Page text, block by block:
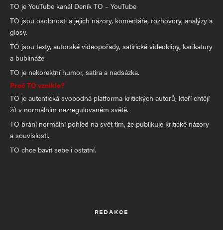
TO je YouTube kanál Deník TO – YouTube
TO jsou osobnosti a jejich názory, komentáře, rozhovory, analýzy a
glosy.
TO jsou texty, autorské videopořady, satirické videoklipy, karikatury
a bublináže.
TO je nekorektní humor, satira a nadsázka.
Proč TO vzniklo?
TO je autentická svobodná platforma kritických autorů, kteří chtějí
žít v normálním nezregulovaném světě.
TO brání normální pohled na svět tím, že publikuje kritické názory
a souvislosti.
TO chce bavit sebe i ostatní.
REDAKCE